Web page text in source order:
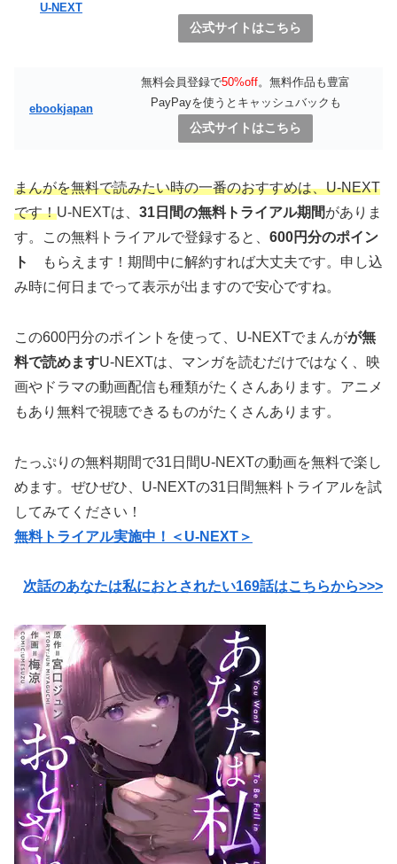
U-NEXT
公式サイトはこちら
ebookjapan
無料会員登録で50%off。無料作品も豊富
PayPayを使うとキャッシュバックも
公式サイトはこちら
まんがを無料で読みたい時の一番のおすすめは、U-NEXT
です！U-NEXTは、 31日間の無料トライアル期間がありま
す。この無料トライアルで登録すると、 600円分のポイン
ト
もらえます！期間中に解約すれば大丈夫です。申し込
み時に何日までって表示が出ますので安心ですね。
この600円分のポイントを使って、U-NEXTでまんがが無
料で読めますU-NEXTは、マンガを読むだけではなく、映
画やドラマの動画配信も種類がたくさんあります。アニメ
もあり無料で視聴できるものがたくさんあります。
たっぷりの無料期間で31日間U-NEXTの動画を無料で楽し
めます。ぜひぜひ、U-NEXTの31日間無料トライアルを試
してみてください！
無料トライアル実施中！＜U-NEXT＞
次話のあなたは私におとされたい169話はこちらから>>>